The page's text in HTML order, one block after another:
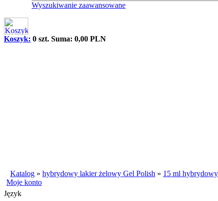
Wyszukiwanie zaawansowane
Koszyk: 0 szt. Suma: 0,00 PLN
Katalog » hybrydowy lakier żelowy Gel Polish » 15 ml
Moje konto
Język